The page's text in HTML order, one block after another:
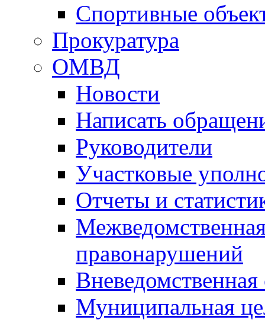
Спортивные
Прокуратура
ОМВД
Новости
Написать
Руководители
Участковые
Отчеты и
правонарушений
Вневедомственная
Муниципальная